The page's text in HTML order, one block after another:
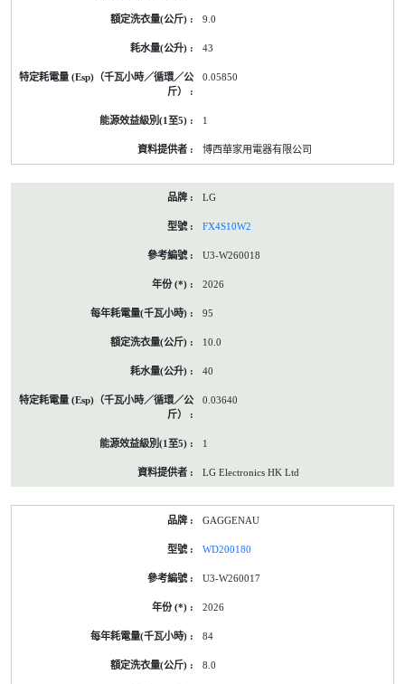
9.0
43
0.05850
1
博西華家用電器有限公司
LG
FX4S10W2
U3-W260018
2026
95
10.0
40
0.03640
1
LG Electronics HK Ltd
GAGGENAU
WD200180
U3-W260017
2026
84
8.0